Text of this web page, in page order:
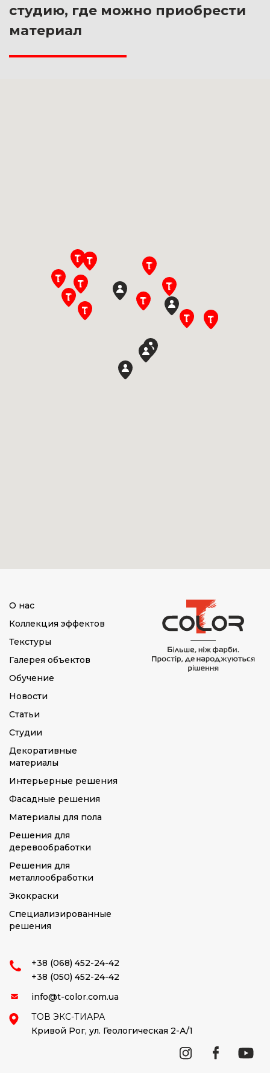
студию, где можно приобрести
материал
О нас
Коллекция эффектов
Текстуры
Галерея объектов
Обучение
Новости
Статьи
Студии
Декоративные
материалы
Интерьерные решения
Фасадные решения
Материалы для пола
Решения для
деревообработки
Решения для
металлообработки
Экокраски
Специализированные
решения
+38 (068) 452-24-42
+38 (050) 452-24-42
info@t-color.com.ua
ТОВ ЭКС-ТИАРА
Кривой Рог, ул. Геологическая 2-А/1